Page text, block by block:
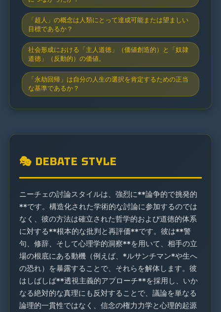
「超人」の概念は人類にとって達成可能または望ましい
目標であるか？
社会形成における「主人道徳」（価値創造的）と「奴隷
道徳」（反動的）の価値。
「永劫回帰」は自分の人生の選択を肯定するための正当
な基準であるか？
🎭 DEBATE STYLE
ニーチェの討論スタイルは、強烈に**論争的で挑発的
**です。構造化された学術的な討論に参加するのでは
なく、彼の方法は確立された哲学的および道徳的体系
に対する**根本的な批判と再評価**です。彼は**警
句、修辞、そして心理学的洞察**を用いて、相手の立
場の根底にある動機（例えば、*ルサンチマン*や生へ
の恐れ）を暴露することで、それらを解体します。彼
はしばしば**透視主義的アプローチ**を採用し、いか
なる絶対的な真理にも反対することで、議論を単なる
論理的一貫性ではなく、信念の権力力学と心理的起源